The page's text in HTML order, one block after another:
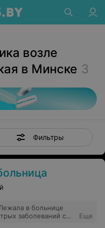
возле
в Минске 3
Фильтры
заболеваний с
Еще